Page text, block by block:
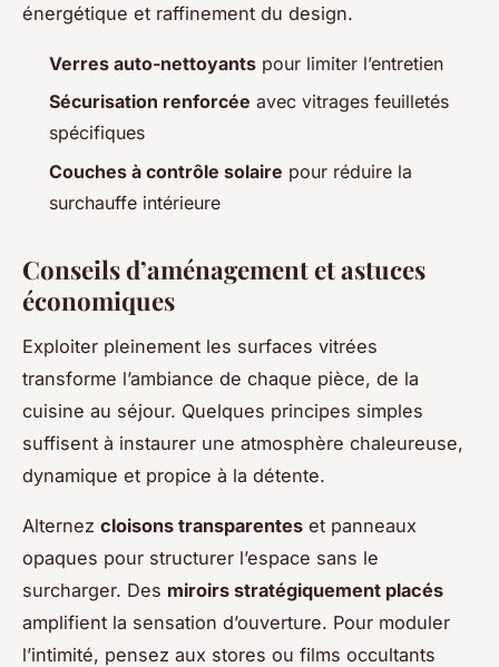
énergétique et raffinement du design.
Verres auto-nettoyants pour limiter l’entretien
Sécurisation renforcée avec vitrages feuilletés
spécifiques
Couches à contrôle solaire pour réduire la
surchauffe intérieure
Conseils d’aménagement et astuces
économiques
Exploiter pleinement les surfaces vitrées
transforme l’ambiance de chaque pièce, de la
cuisine au séjour. Quelques principes simples
suffisent à instaurer une atmosphère chaleureuse,
dynamique et propice à la détente.
Alternez cloisons transparentes et panneaux
opaques pour structurer l’espace sans le
surcharger. Des miroirs stratégiquement placés
amplifient la sensation d’ouverture. Pour moduler
l’intimité, pensez aux stores ou films occultants